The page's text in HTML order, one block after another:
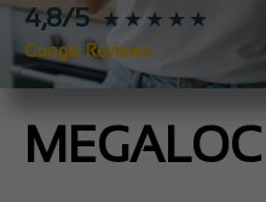
4,8/5 ★★★★★
Google Reviews